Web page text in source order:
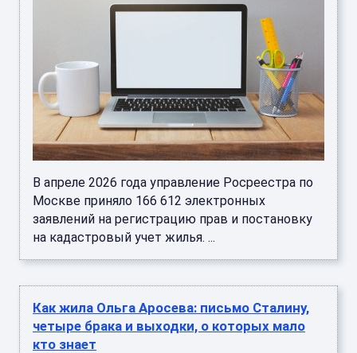
В апреле 2026 года управление Росреестра по
Москве приняло 166 612 электронных
заявлений на регистрацию прав и постановку
на кадастровый учет жилья. ...
Как жила Ольга Аросева: письмо Сталину,
четыре брака и выходки, о которых мало
кто знает